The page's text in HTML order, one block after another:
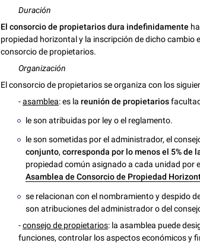
Duración
El consorcio de propietarios dura indefinidamente
propiedad horizontal y la inscripción de dicho cambio
consorcio de propietarios.
Organización
El consorcio de propietarios se organiza con los
-asamblea: es lareunión de propietarios
le son atribuidas por ley o el reglamento.
le son sometidas por el administrador, el
conjunto,corresponda por lo menos el 5% de
propiedad común asignado a cada unidad por
Asamblea de Consorcio de Propiedad
se relacionan con el nombramiento y despido
son atribuciones del administrador o del
-consejo de propietarios: la asamblea puede
funciones, controlar los aspectos económicos y